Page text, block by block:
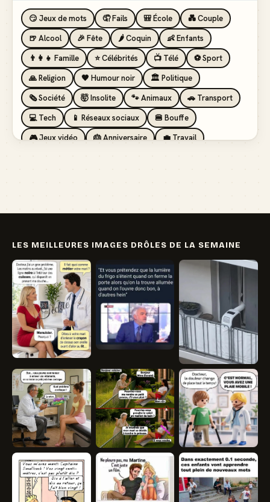
😏 Jeux de mots 🤦 Fails 🎒 École
💑 Couple
🍺 Alcool
🎉 Fête 🌶️ Coquin
👶 Enfants
👨‍👩‍👧 Famille
⭐ Célébrités 📺 Télé
⚽ Sport
🙏 Religion
🖤 Humour noir
🏛️ Politique
🗞️ Société
🤯 Insolite 🐾 Animaux
🚗 Transport
💻 Tech
📱 Réseaux sociaux
🍔 Bouffe
🎮 Jeux vidéo
🎂 Anniversaire
💼 Travail
LES MEILLEURES IMAGES DRÔLES DE LA SEMAINE